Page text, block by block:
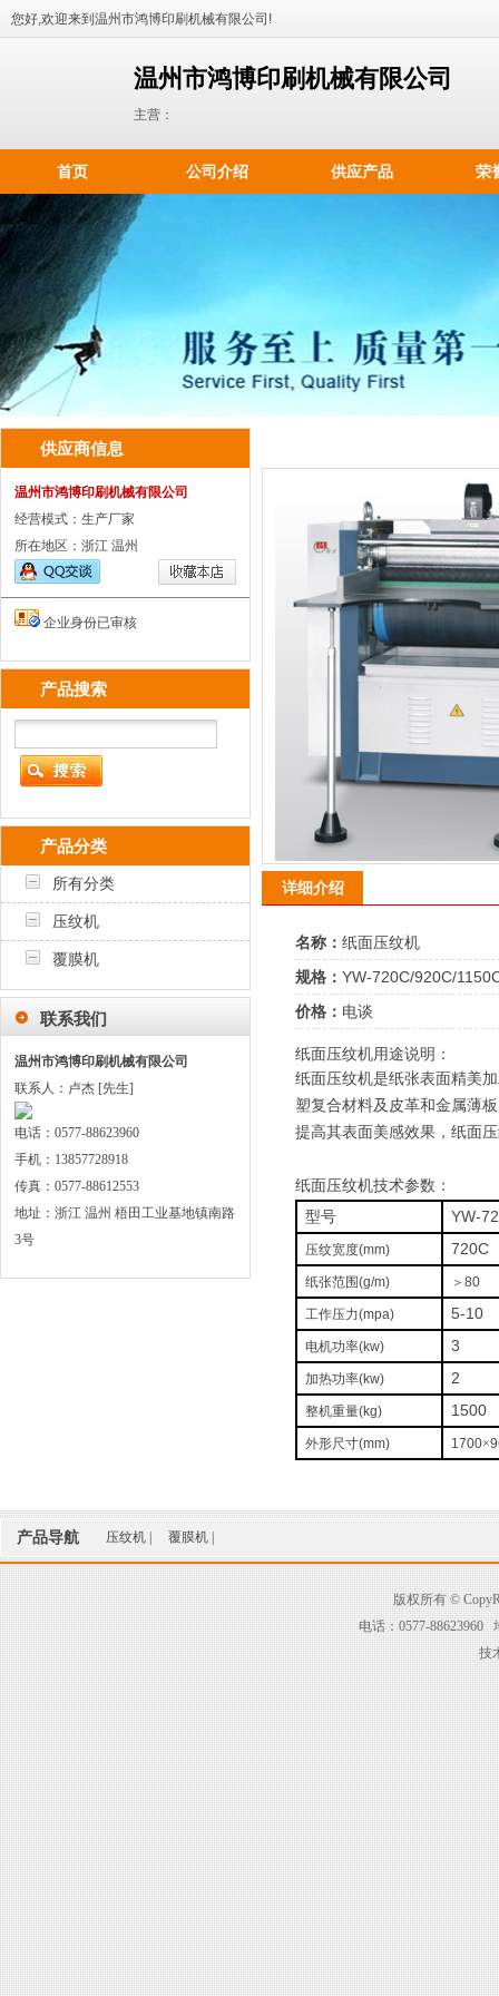
您好,欢迎来到温州市鸿博印刷机械有限公司!
温州市鸿博印刷机械有限公司
主营：
首页 公司介绍 供应产品 荣
供应商信息
温州市鸿博印刷机械有限公司
经营模式：生产厂家
所在地区：浙江 温州
企业身份已审核
产品搜索
产品分类
所有分类
压纹机
覆膜机
联系我们
温州市鸿博印刷机械有限公司
联系人：卢杰 [先生]
电话：0577-88623960
手机：13857728918
传真：0577-88612553
地址：浙江 温州 梧田工业基地镇南路
3号
详细介绍
名称： 纸面压纹机
规格： YW-720C/920C/
价格： 电谈
纸面压纹机用途说明：
纸面压纹机是纸张表面精美
塑复合材料及皮革和金属薄
提高其表面美感效果， 纸面
纸面压纹机技术参数：
型号
YW-
压纹宽度(mm) 720C
纸张范围(g/m) ＞ 80
工作压力(mpa) 5-10
电机功率(kw) 3
加热功率(kw) 2
整机重量(kg) 1500
外形尺寸(mm) 1700×
产品导航 压纹机 覆膜机
版权所有 ©
电话：0577-88623960
技